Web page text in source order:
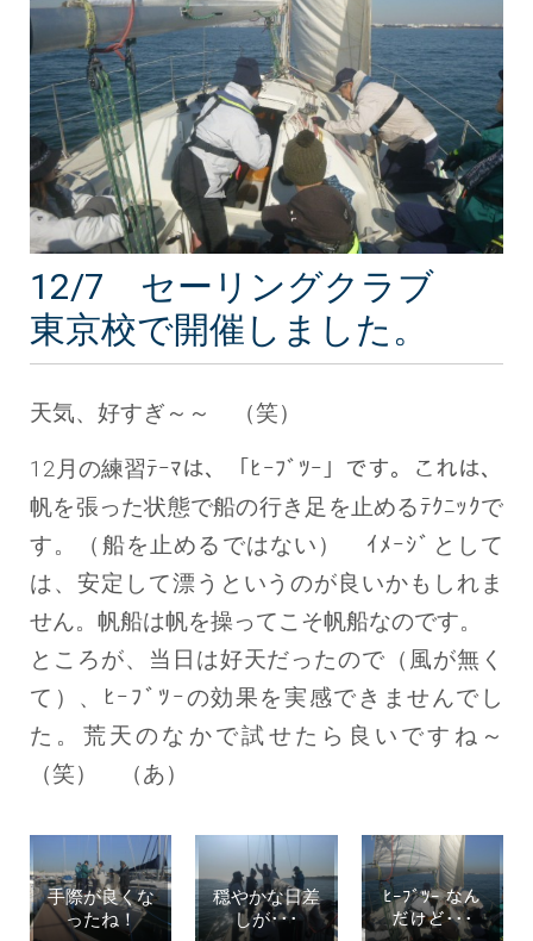
12/7 セーリングクラブ
東京校で開催しました。
天気、好すぎ～～ （笑）
12月の練習ﾃｰﾏは、「ﾋｰﾌﾞﾂｰ」です。これは、
帆を張った状態で船の行き足を止めるﾃｸﾆｯｸで
す。（船を止めるではない） ｲﾒｰｼﾞとして
は、安定して漂うというのが良いかもしれま
せん。帆船は帆を操ってこそ帆船なのです。
ところが、当日は好天だったので（風が無く
て）、ﾋｰﾌﾞﾂｰの効果を実感できませんでし
た。荒天のなかで試せたら良いですね～
（笑） （あ）
手際が良くな
ったね！
穏やかな日差
しが･･･
ﾋｰﾌﾞﾂｰ なん
だけど･･･